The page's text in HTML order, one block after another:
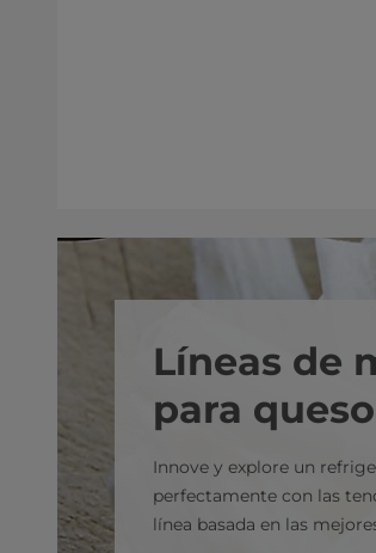
Líneas de
para
Innove y explore un
perfectamente con las
línea basada en las